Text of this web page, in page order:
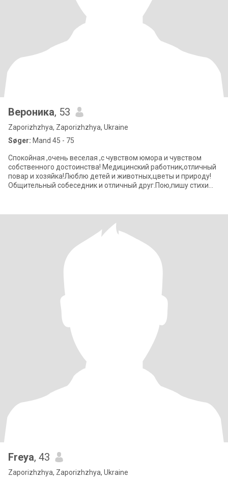
Вероника, 53
Zaporizhzhya, Zaporizhzhya, Ukraine
Søger: Mand 45 - 75
Спокойная ,очень веселая ,с чувством юмора и чувством
собственного достоинства! Медицинский работник,отличный
повар и хозяйка!Люблю детей и животных,цветы и природу!
Общительный собеседник и отличный друг.Пою,пишу стихи
Freya, 43
Zaporizhzhya, Zaporizhzhya, Ukraine